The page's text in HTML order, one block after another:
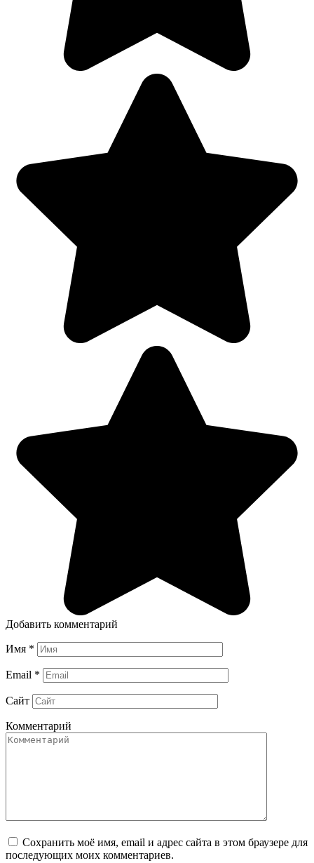
Добавить комментарий
Имя *
Email *
Сайт
Комментарий
Сохранить моё имя, email и адрес сайта в этом браузере для
последующих моих комментариев.